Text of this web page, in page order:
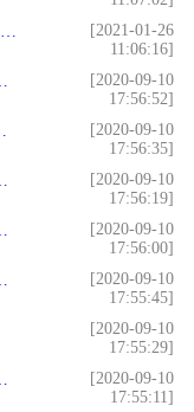
[2021-01-26
11:06:16]
[2020-09-10
17:56:52]
[2020-09-10
17:56:35]
[2020-09-10
17:56:19]
[2020-09-10
17:56:00]
[2020-09-10
17:55:45]
[2020-09-10
17:55:29]
[2020-09-10
17:55:11]